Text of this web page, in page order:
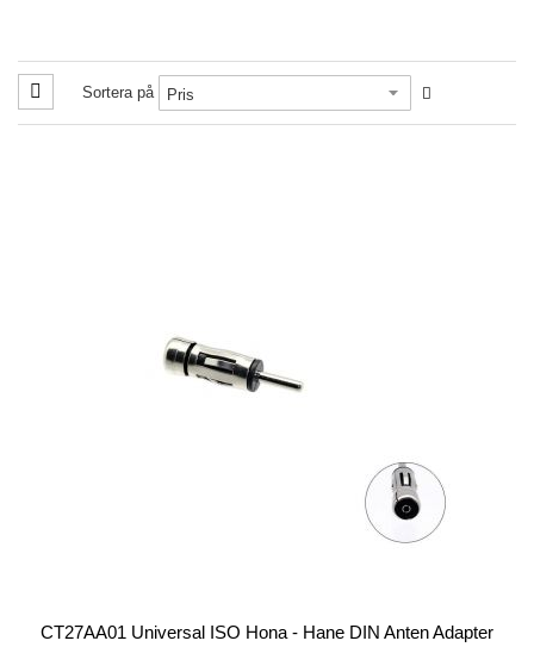
Sortera på
CT27AA01 Universal ISO Hona - Hane DIN Anten Adapter